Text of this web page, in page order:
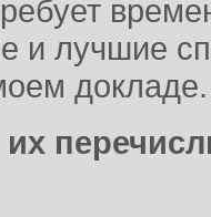
и лучшие
докладе.